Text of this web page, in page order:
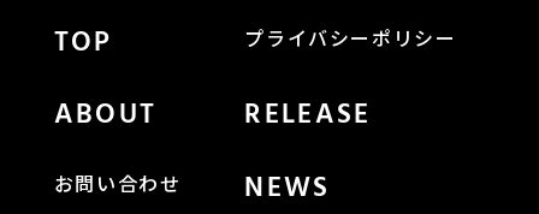
TOP プライバシーポリシー
ABOUT RELEASE
お問い合わせ NEWS